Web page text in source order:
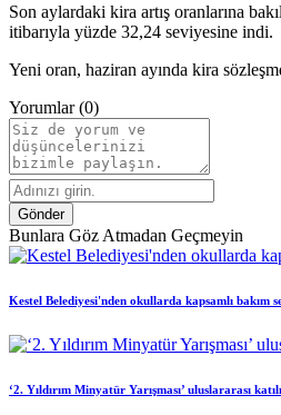
Son aylardaki kira artış oranlarına
itibarıyla yüzde 32,24 seviyesine indi.
Yeni oran, haziran ayında kira
Yorumlar(0)
Gönder
Bunlara Göz Atmadan Geçmeyin
Kestel Belediyesi'nden okullarda kapsamlı bakım
‘2. Yıldırım Minyatür Yarışması’ uluslararası